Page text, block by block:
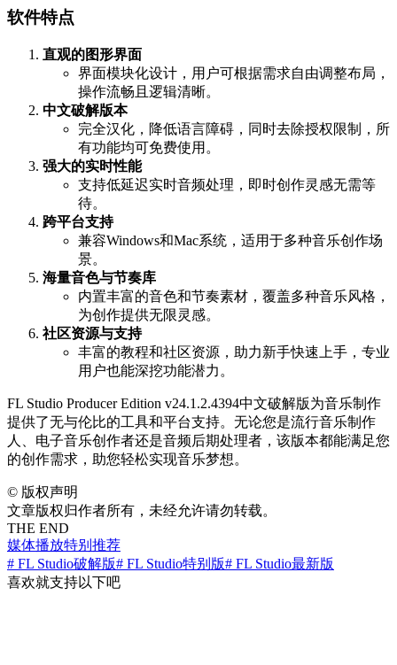
软件特点
直观的图形界面
界面模块化设计，用户可根据需求自由调整布局，
操作流畅且逻辑清晰。
中文破解版本
完全汉化，降低语言障碍，同时去除授权限制，所
有功能均可免费使用。
强大的实时性能
支持低延迟实时音频处理，即时创作灵感无需等
待。
跨平台支持
兼容Windows和Mac系统，适用于多种音乐创作场
景。
海量音色与节奏库
内置丰富的音色和节奏素材，覆盖多种音乐风格，
为创作提供无限灵感。
社区资源与支持
丰富的教程和社区资源，助力新手快速上手，专业
用户也能深挖功能潜力。
FL Studio Producer Edition v24.1.2.4394中文破解版为音乐制作
提供了无与伦比的工具和平台支持。无论您是流行音乐制作
人、电子音乐创作者还是音频后期处理者，该版本都能满足您
的创作需求，助您轻松实现音乐梦想。
© 版权声明
文章版权归作者所有，未经允许请勿转载。
THE END
媒体播放特别推荐
# FL Studio破解版# FL Studio特别版# FL Studio最新版
喜欢就支持以下吧